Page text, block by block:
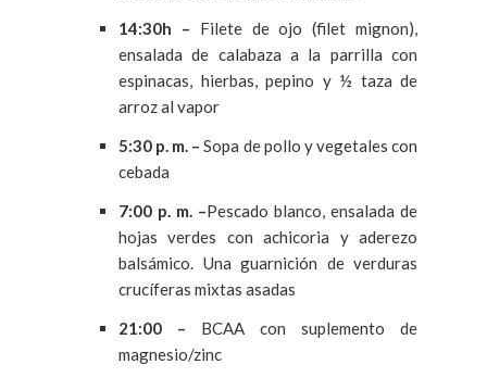
14:30h – Filete de ojo (filet mignon),
ensalada de calabaza a la parrilla con
espinacas, hierbas, pepino y ½ taza de
arroz al vapor
5:30 p. m. – Sopa de pollo y vegetales con
cebada
7:00 p. m. –Pescado blanco, ensalada de
hojas verdes con achicoria y aderezo
balsámico. Una guarnición de verduras
crucíferas mixtas asadas
21:00 – BCAA con suplemento de
magnesio/zinc